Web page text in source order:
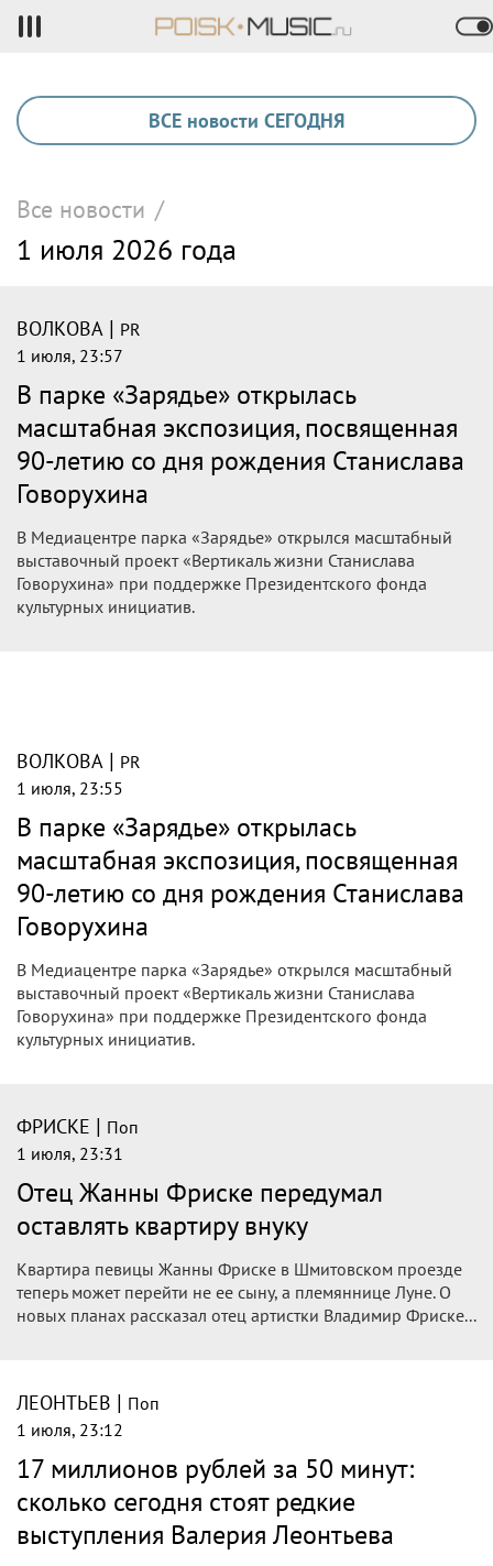
ВСЕ новости СЕГОДНЯ
Все новости /
1 июля 2026 года
ВОЛКОВА | PR
1 июля, 23:57
В парке «Зарядье» открылась
масштабная экспозиция, посвященная
90-летию со дня рождения Станислава
Говорухина
В Медиацентре парка «Зарядье» открылся масштабный
выставочный проект «Вертикаль жизни Станислава
Говорухина» при поддержке Президентского фонда
культурных инициатив.
ВОЛКОВА | PR
1 июля, 23:55
В парке «Зарядье» открылась
масштабная экспозиция, посвященная
90-летию со дня рождения Станислава
Говорухина
В Медиацентре парка «Зарядье» открылся масштабный
выставочный проект «Вертикаль жизни Станислава
Говорухина» при поддержке Президентского фонда
культурных инициатив.
ФРИСКЕ | Поп
1 июля, 23:31
Отец Жанны Фриске передумал
оставлять квартиру внуку
Квартира певицы Жанны Фриске в Шмитовском проезде
теперь может перейти не ее сыну, а племяннице Луне. О
новых планах рассказал отец артистки Владимир Фриске...
ЛЕОНТЬЕВ | Поп
1 июля, 23:12
17 миллионов рублей за 50 минут:
сколько сегодня стоят редкие
выступления Валерия Леонтьева